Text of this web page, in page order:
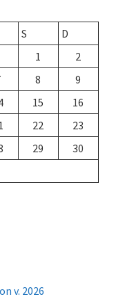
S
D
1
2
8
9
15
16
22
23
29
30
v. 2026